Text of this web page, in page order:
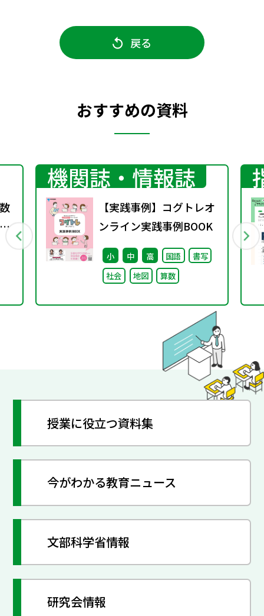
戻る
おすすめの資料
機関誌・情報誌
【実践事例】コグトレオ
ンライン実践事例BOOK
小 中 高 国語
書写
社会
地図 算数
授業に役立つ資料集
今がわかる教育ニュース
文部科学省情報
研究会情報